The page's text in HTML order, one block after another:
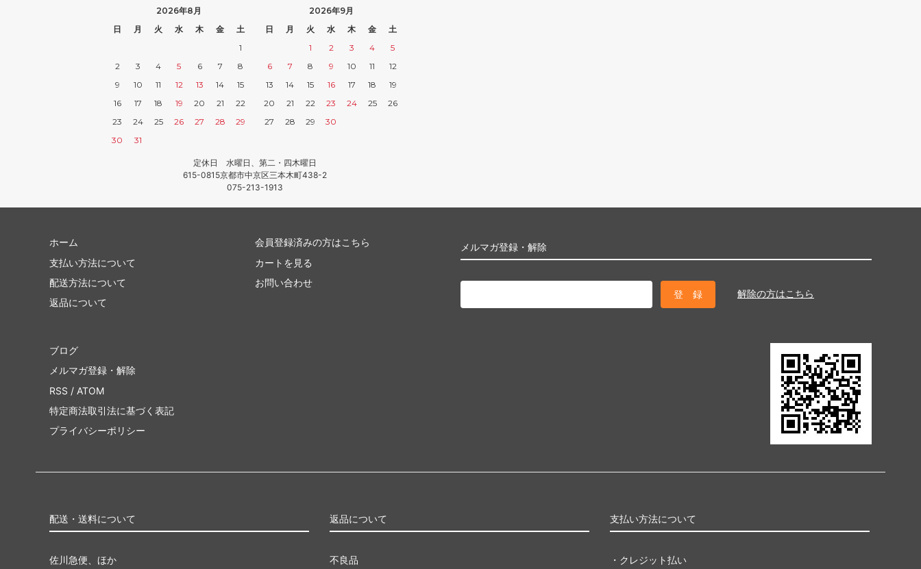
2026年8月
日
月 火 水 木 金
土
1
2
3 4 5 6 7
8
9
10 11 12 13 14
15
16
17 18 19 20 21
22
23
24 25 26 27 28
29
30
31
2026年9月
日
月 火 水 木 金
土
1
2 3 4
5
6
7 8 9 10 11
12
13
14 15 16 17 18
19
20
21 22 23 24 25
26
27
28 29 30
定休日 水曜日、第二・四木曜日
615-0815京都市中京区三本木町438-2
075-213-1913
メルマガ登録・解除
解除の方はこちら
ホーム
支払い方法について
配送方法について
返品について
会員登録済みの方はこちら
カートを見る
お問い合わせ
ブログ
メルマガ登録・解除
RSS / ATOM
特定商法取引法に基づく表記
プライバシーポリシー
配送・送料について
佐川急便、ほか
返品について
不良品
支払い方法について
・クレジット払い